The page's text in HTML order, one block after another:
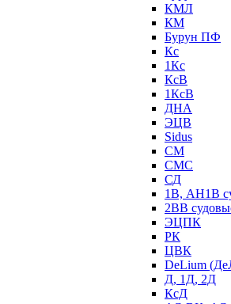
КМЛ
КМ
Бурун ПФ
Кс
1Кс
КсВ
1КсВ
ДНА
ЭЦВ
Sidus
СМ
СМС
СД
1В, АН1В
2ВВ
ЭЦПК
РК
ЦВК
DeLium
Д, 1Д, 2Д
КсД